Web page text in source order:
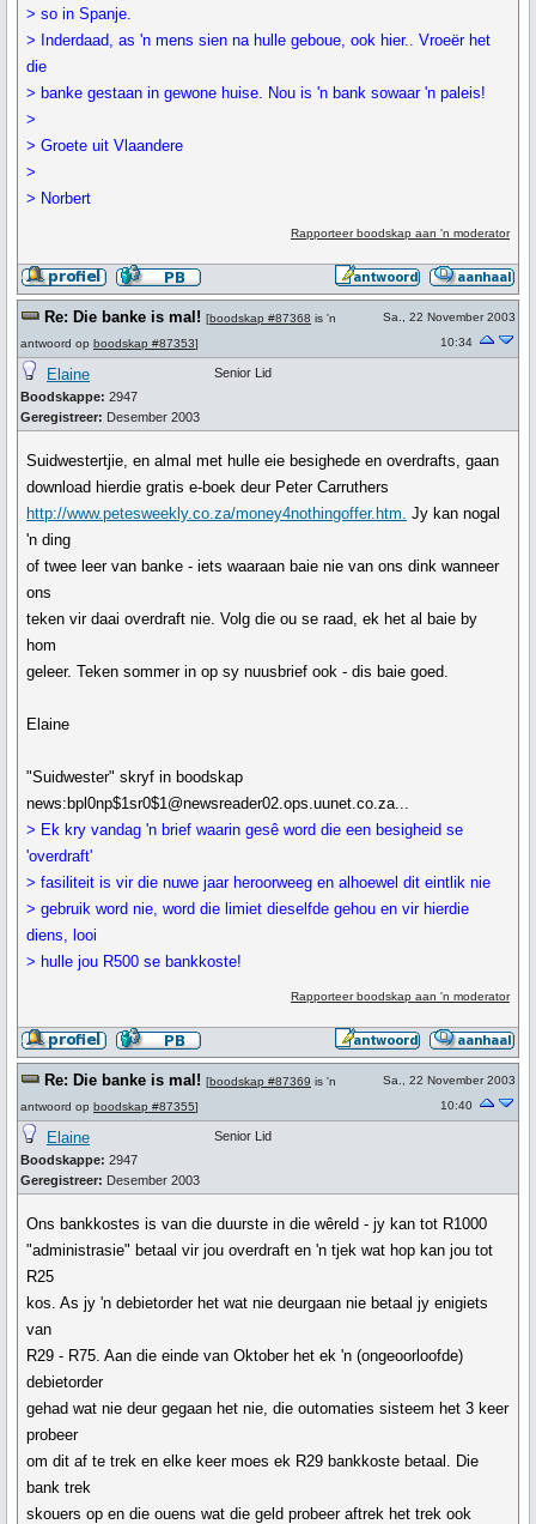
> so in Spanje.
> Inderdaad, as 'n mens sien na hulle geboue, ook hier.. Vroeër het
die
> banke gestaan in gewone huise. Nou is 'n bank sowaar 'n paleis!
>
> Groete uit Vlaandere
>
> Norbert
Rapporteer boodskap aan 'n moderator
Re: Die banke is mal! [boodskap #87368 is 'n
antwoord op boodskap #87353]
Sa., 22 November 2003
10:34
Elaine
Boodskappe: 2947
Geregistreer: Desember 2003
Senior Lid
Suidwestertjie, en almal met hulle eie besighede en overdrafts, gaan
download hierdie gratis e-boek deur Peter Carruthers
http://www.petesweekly.co.za/money4nothingoffer.htm. Jy kan nogal
'n ding
of twee leer van banke - iets waaraan baie nie van ons dink wanneer
ons
teken vir daai overdraft nie. Volg die ou se raad, ek het al baie by
hom
geleer. Teken sommer in op sy nuusbrief ook - dis baie goed.
Elaine
"Suidwester" skryf in boodskap
news:bpl0np$1sr0$1@newsreader02.ops.uunet.co.za...
> Ek kry vandag 'n brief waarin gesê word die een besigheid se
'overdraft'
> fasiliteit is vir die nuwe jaar heroorweeg en alhoewel dit eintlik nie
> gebruik word nie, word die limiet dieselfde gehou en vir hierdie
diens, looi
> hulle jou R500 se bankkoste!
Rapporteer boodskap aan 'n moderator
Re: Die banke is mal! [boodskap #87369 is 'n
antwoord op boodskap #87355]
Sa., 22 November 2003
10:40
Elaine
Boodskappe: 2947
Geregistreer: Desember 2003
Senior Lid
Ons bankkostes is van die duurste in die wêreld - jy kan tot R1000
"administrasie" betaal vir jou overdraft en 'n tjek wat hop kan jou tot
R25
kos. As jy 'n debietorder het wat nie deurgaan nie betaal jy enigiets
van
R29 - R75. Aan die einde van Oktober het ek 'n (ongeoorloofde)
debietorder
gehad wat nie deur gegaan het nie, die outomaties sisteem het 3 keer
probeer
om dit af te trek en elke keer moes ek R29 bankkoste betaal. Die
bank trek
skouers op en die ouens wat die geld probeer aftrek het trek ook